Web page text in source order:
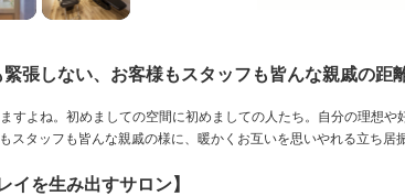
しかも、お肌・頭皮
緊張しない、お客様もスタッフも皆んな親戚の距
すよね。初めましての空間に初めましての人たち。自分の理想
スタッフも皆んな親戚の様に、暖かくお互いを思いやれる立ち
イを生み出すサロン】